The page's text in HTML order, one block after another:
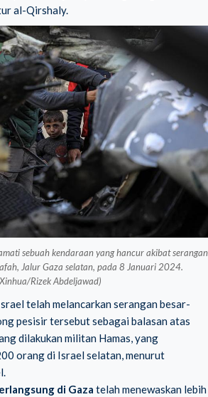
al-Qirshaly.
sebuah kendaraan yang hancur akibat serangan
Jalur Gaza selatan, pada 8 Januari 2024.
Rizek Abdeljawad)
telah melancarkan serangan besar-
pesisir tersebut sebagai balasan atas
dilakukan militan Hamas, yang
orang di Israel selatan, menurut
di Gaza telah menewaskan lebih